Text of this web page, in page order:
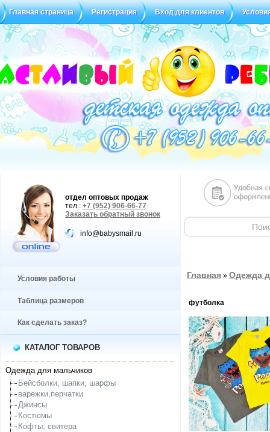
Главная страница Регистрация Вход для клиентов
Статус заказа Отзывы
отдел оптовых продаж
тел.: +7 (952) 906-66-77
Заказать обратный звонок
info@babysmail.ru
Условия работы
Таблица размеров
Как сделать заказ?
КАТАЛОГ ТОВАРОВ
Одежда для мальчиков
Бейсболки, шапки, шарфы
варежки,перчатки
Джинсы
Костюмы
Кофты, свитера
Главная » Одежда
футболка